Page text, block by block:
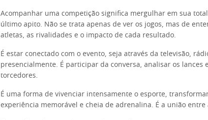
Acompanhar uma competição significa mergulhar em sua
último apito. Não se trata apenas de ver os jogos, mas de
atletas, as rivalidades e o impacto de cada resultado.
É estar conectado com o evento, seja através da televisão,
presencialmente. É participar da conversa, analisar os lances
torcedores.
É uma forma de vivenciar intensamente o esporte,
experiência memorável e cheia de adrenalina. É a união entre